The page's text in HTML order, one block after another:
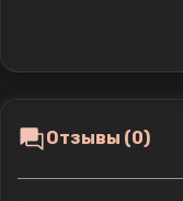
Отзывы (0)